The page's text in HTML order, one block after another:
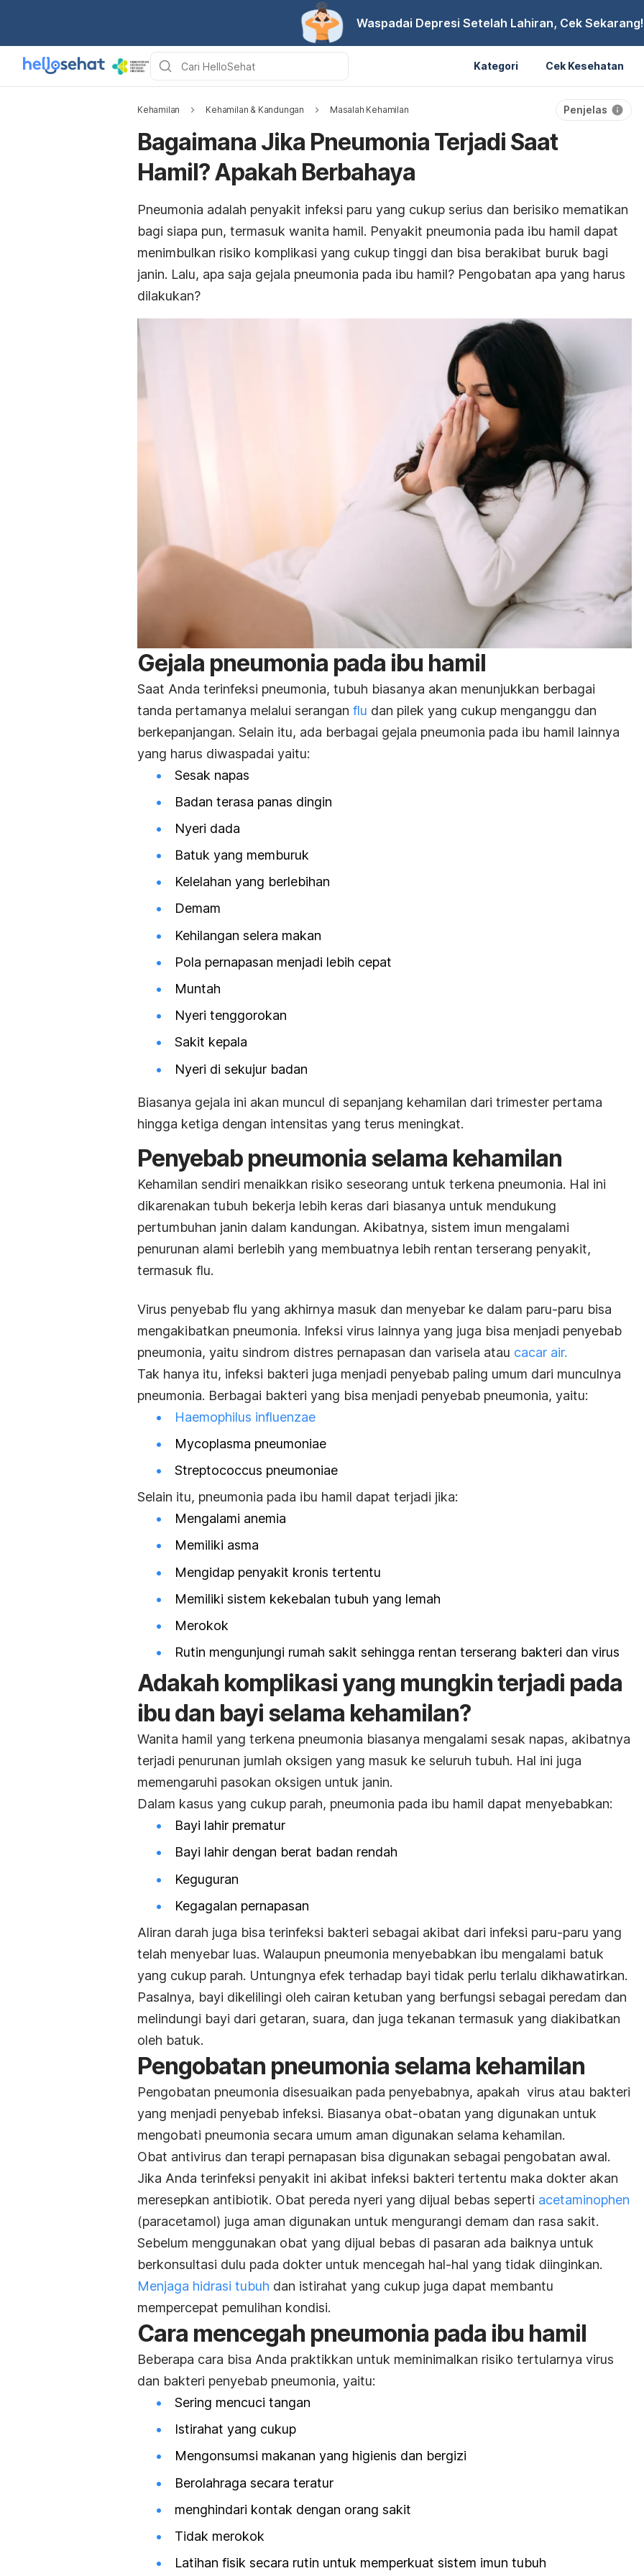
Waspadai Depresi Setelah Lahiran, Cek Sekarang!
Kategori Cek Kesehatan
Kehamilan Kehamilan & Kandungan Masalah Kehamilan Penjelas
Bagaimana Jika Pneumonia Terjadi Saat
Hamil? Apakah Berbahaya
Pneumonia adalah penyakit infeksi paru yang cukup serius dan berisiko mematikan
bagi siapa pun, termasuk wanita hamil. Penyakit pneumonia pada ibu hamil dapat
menimbulkan risiko komplikasi yang cukup tinggi dan bisa berakibat buruk bagi
janin. Lalu, apa saja gejala pneumonia pada ibu hamil? Pengobatan apa yang harus
dilakukan?
Gejala pneumonia pada ibu hamil
Saat Anda terinfeksi pneumonia, tubuh biasanya akan menunjukkan berbagai
tanda pertamanya melalui serangan flu dan pilek yang cukup menganggu dan
berkepanjangan. Selain itu, ada berbagai gejala pneumonia pada ibu hamil lainnya
yang harus diwaspadai yaitu:
Sesak napas
Badan terasa panas dingin
Nyeri dada
Batuk yang memburuk
Kelelahan yang berlebihan
Demam
Kehilangan selera makan
Pola pernapasan menjadi lebih cepat
Muntah
Nyeri tenggorokan
Sakit kepala
Nyeri di sekujur badan
Biasanya gejala ini akan muncul di sepanjang kehamilan dari trimester pertama
hingga ketiga dengan intensitas yang terus meningkat.
Penyebab pneumonia selama kehamilan
Kehamilan sendiri menaikkan risiko seseorang untuk terkena pneumonia. Hal ini
dikarenakan tubuh bekerja lebih keras dari biasanya untuk mendukung
pertumbuhan janin dalam kandungan. Akibatnya, sistem imun mengalami
penurunan alami berlebih yang membuatnya lebih rentan terserang penyakit,
termasuk flu.
Virus penyebab flu yang akhirnya masuk dan menyebar ke dalam paru-paru bisa
mengakibatkan pneumonia. Infeksi virus lainnya yang juga bisa menjadi penyebab
pneumonia, yaitu sindrom distres pernapasan dan varisela atau cacar air.
Tak hanya itu, infeksi bakteri juga menjadi penyebab paling umum dari munculnya
pneumonia. Berbagai bakteri yang bisa menjadi penyebab pneumonia, yaitu:
Haemophilus influenzae
Mycoplasma pneumoniae
Streptococcus pneumoniae
Selain itu, pneumonia pada ibu hamil dapat terjadi jika:
Mengalami anemia
Memiliki asma
Mengidap penyakit kronis tertentu
Memiliki sistem kekebalan tubuh yang lemah
Merokok
Rutin mengunjungi rumah sakit sehingga rentan terserang bakteri dan virus
Adakah komplikasi yang mungkin terjadi pada
ibu dan bayi selama kehamilan?
Wanita hamil yang terkena pneumonia biasanya mengalami sesak napas, akibatnya
terjadi penurunan jumlah oksigen yang masuk ke seluruh tubuh. Hal ini juga
memengaruhi pasokan oksigen untuk janin.
Dalam kasus yang cukup parah, pneumonia pada ibu hamil dapat menyebabkan:
Bayi lahir prematur
Bayi lahir dengan berat badan rendah
Keguguran
Kegagalan pernapasan
Aliran darah juga bisa terinfeksi bakteri sebagai akibat dari infeksi paru-paru yang
telah menyebar luas. Walaupun pneumonia menyebabkan ibu mengalami batuk
yang cukup parah. Untungnya efek terhadap bayi tidak perlu terlalu dikhawatirkan.
Pasalnya, bayi dikelilingi oleh cairan ketuban yang berfungsi sebagai peredam dan
melindungi bayi dari getaran, suara, dan juga tekanan termasuk yang diakibatkan
oleh batuk.
Pengobatan pneumonia selama kehamilan
Pengobatan pneumonia disesuaikan pada penyebabnya, apakah virus atau bakteri
yang menjadi penyebab infeksi. Biasanya obat-obatan yang digunakan untuk
mengobati pneumonia secara umum aman digunakan selama kehamilan.
Obat antivirus dan terapi pernapasan bisa digunakan sebagai pengobatan awal.
Jika Anda terinfeksi penyakit ini akibat infeksi bakteri tertentu maka dokter akan
meresepkan antibiotik. Obat pereda nyeri yang dijual bebas seperti acetaminophen
(paracetamol) juga aman digunakan untuk mengurangi demam dan rasa sakit.
Sebelum menggunakan obat yang dijual bebas di pasaran ada baiknya untuk
berkonsultasi dulu pada dokter untuk mencegah hal-hal yang tidak diinginkan.
Menjaga hidrasi tubuh dan istirahat yang cukup juga dapat membantu
mempercepat pemulihan kondisi.
Cara mencegah pneumonia pada ibu hamil
Beberapa cara bisa Anda praktikkan untuk meminimalkan risiko tertularnya virus
dan bakteri penyebab pneumonia, yaitu:
Sering mencuci tangan
Istirahat yang cukup
Mengonsumsi makanan yang higienis dan bergizi
Berolahraga secara teratur
menghindari kontak dengan orang sakit
Tidak merokok
Latihan fisik secara rutin untuk memperkuat sistem imun tubuh